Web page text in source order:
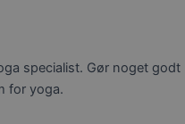
specialist. Gør noget godt
for yoga.